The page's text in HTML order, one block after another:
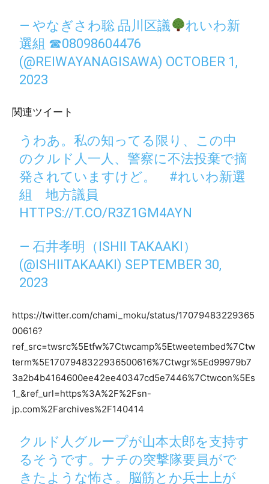
— やなぎさわ聡 品川区議
れいわ新
選組 ☎08098604476
(@REIWAYANAGISAWA) OCTOBER 1,
2023
関連ツイート
うわあ。私の知ってる限り、この中
のクルド人一人、警察に不法投棄で摘
発されていますけど。 #れいわ新選
組
地方議員
HTTPS://T.CO/R3Z1GM4AYN
— 石井孝明（ISHII TAKAAKI）
(@ISHIITAKAAKI) SEPTEMBER 30,
2023
https://twitter.com/chami_moku/status/17079483229365
00616?
ref_src=twsrc%5Etfw%7Ctwcamp%5Etweetembed%7Ctw
term%5E1707948322936500616%7Ctwgr%5Ed99979b7
3a2b4b4164600ee42ee40347cd5e7446%7Ctwcon%5Es
1_&ref_url=https%3A%2F%2Fsn-
jp.com%2Farchives%2F140414
クルド人グループが山本太郎を支持す
るそうです。ナチの突撃隊要員がで
きたような怖さ。脳筋とか兵士上が